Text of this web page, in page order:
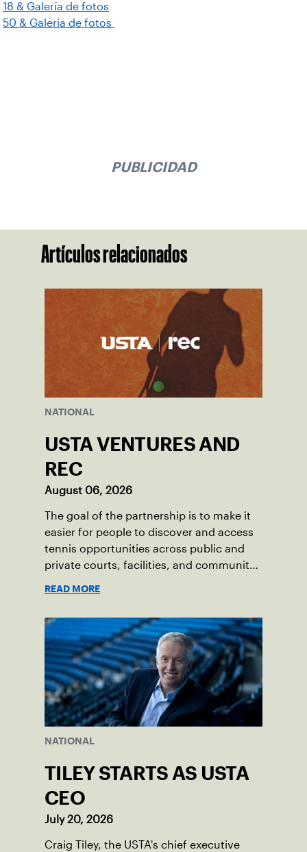
18 & Galería de fotos
50 & Galería de fotos
PUBLICIDAD
Artículos relacionados
NATIONAL
USTA VENTURES AND
REC
August 06, 2026
The goal of the partnership is to make it
easier for people to discover and access
tennis opportunities across public and
private courts, facilities, and community
READ MORE
NATIONAL
TILEY STARTS AS USTA
CEO
July 20, 2026
Craig Tiley, the USTA's chief executive